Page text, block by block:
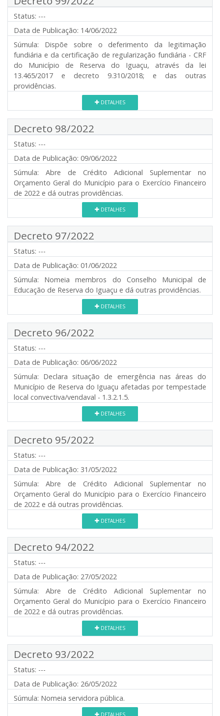
Status: ---
Data de Publicação: 14/06/2022
Súmula: Dispõe sobre o deferimento da legitimação
fundiária e da certificação de regularização fundiária - CRF
do Município de Reserva do Iguaçu, através da lei
13.465/2017 e decreto 9.310/2018; e das outras
providências.
DETALHES
Decreto 98/2022
Status: ---
Data de Publicação: 09/06/2022
Súmula: Abre de Crédito Adicional Suplementar no
Orçamento Geral do Município para o Exercício Financeiro
de 2022 e dá outras providências.
DETALHES
Decreto 97/2022
Status: ---
Data de Publicação: 01/06/2022
Súmula: Nomeia membros do Conselho Municipal de
Educação de Reserva do Iguaçu e dá outras providências.
DETALHES
Decreto 96/2022
Status: ---
Data de Publicação: 06/06/2022
Súmula: Declara situação de emergência nas áreas do
Município de Reserva do Iguaçu afetadas por tempestade
local convectiva/vendaval - 1.3.2.1.5.
DETALHES
Decreto 95/2022
Status: ---
Data de Publicação: 31/05/2022
Súmula: Abre de Crédito Adicional Suplementar no
Orçamento Geral do Município para o Exercício Financeiro
de 2022 e dá outras providências.
DETALHES
Decreto 94/2022
Status: ---
Data de Publicação: 27/05/2022
Súmula: Abre de Crédito Adicional Suplementar no
Orçamento Geral do Município para o Exercício Financeiro
de 2022 e dá outras providências.
DETALHES
Decreto 93/2022
Status: ---
Data de Publicação: 26/05/2022
Súmula: Nomeia servidora pública.
DETALHES